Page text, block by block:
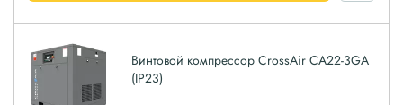
Винтовой компрессор CrossAir CA22-3GA
(IP23)